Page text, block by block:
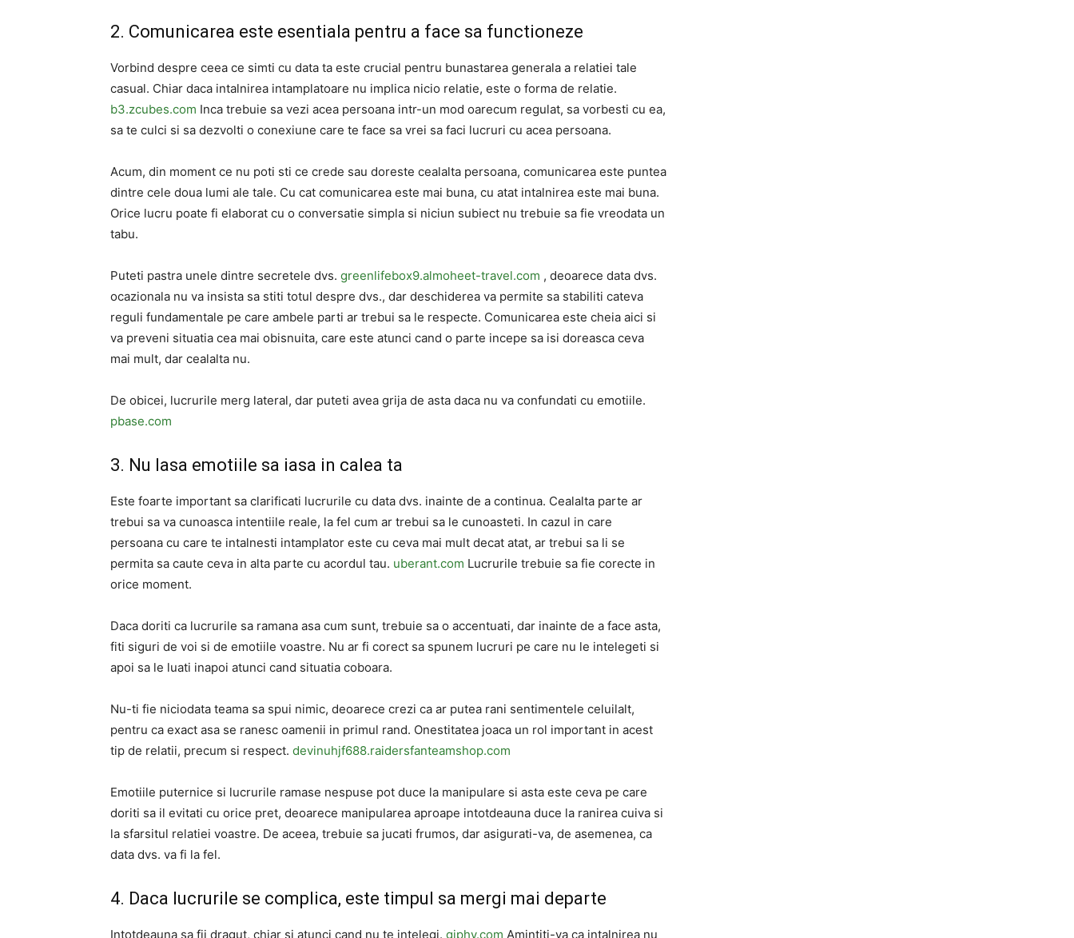
2. Comunicarea este esentiala pentru a face sa functioneze
Vorbind despre ceea ce simti cu data ta este crucial pentru bunastarea generala a relatiei tale
casual. Chiar daca intalnirea intamplatoare nu implica nicio relatie, este o forma de relatie.
b3.zcubes.com Inca trebuie sa vezi acea persoana intr-un mod oarecum regulat, sa vorbesti cu ea,
sa te culci si sa dezvolti o conexiune care te face sa vrei sa faci lucruri cu acea persoana.
Acum, din moment ce nu poti sti ce crede sau doreste cealalta persoana, comunicarea este puntea
dintre cele doua lumi ale tale. Cu cat comunicarea este mai buna, cu atat intalnirea este mai buna.
Orice lucru poate fi elaborat cu o conversatie simpla si niciun subiect nu trebuie sa fie vreodata un
tabu.
Puteti pastra unele dintre secretele dvs. greenlifebox9.almoheet-travel.com , deoarece data dvs.
ocazionala nu va insista sa stiti totul despre dvs., dar deschiderea va permite sa stabiliti cateva
reguli fundamentale pe care ambele parti ar trebui sa le respecte. Comunicarea este cheia aici si
va preveni situatia cea mai obisnuita, care este atunci cand o parte incepe sa isi doreasca ceva
mai mult, dar cealalta nu.
De obicei, lucrurile merg lateral, dar puteti avea grija de asta daca nu va confundati cu emotiile.
pbase.com
3. Nu lasa emotiile sa iasa in calea ta
Este foarte important sa clarificati lucrurile cu data dvs. inainte de a continua. Cealalta parte ar
trebui sa va cunoasca intentiile reale, la fel cum ar trebui sa le cunoasteti. In cazul in care
persoana cu care te intalnesti intamplator este cu ceva mai mult decat atat, ar trebui sa li se
permita sa caute ceva in alta parte cu acordul tau. uberant.com Lucrurile trebuie sa fie corecte in
orice moment.
Daca doriti ca lucrurile sa ramana asa cum sunt, trebuie sa o accentuati, dar inainte de a face asta,
fiti siguri de voi si de emotiile voastre. Nu ar fi corect sa spunem lucruri pe care nu le intelegeti si
apoi sa le luati inapoi atunci cand situatia coboara.
Nu-ti fie niciodata teama sa spui nimic, deoarece crezi ca ar putea rani sentimentele celuilalt,
pentru ca exact asa se ranesc oamenii in primul rand. Onestitatea joaca un rol important in acest
tip de relatii, precum si respect. devinuhjf688.raidersfanteamshop.com
Emotiile puternice si lucrurile ramase nespuse pot duce la manipulare si asta este ceva pe care
doriti sa il evitati cu orice pret, deoarece manipularea aproape intotdeauna duce la ranirea cuiva si
la sfarsitul relatiei voastre. De aceea, trebuie sa jucati frumos, dar asigurati-va, de asemenea, ca
data dvs. va fi la fel.
4. Daca lucrurile se complica, este timpul sa mergi mai departe
Intotdeauna sa fii dragut, chiar si atunci cand nu te intelegi. giphy.com Amintiti-va ca intalnirea nu